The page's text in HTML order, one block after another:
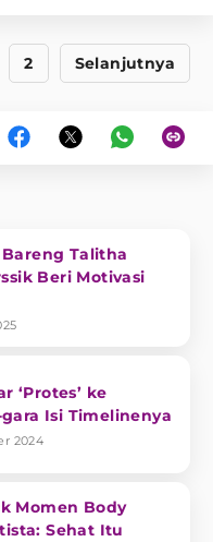
2 Selanjutnya
Talitha
Beri Motivasi
‘Protes’ ke
Isi Timelinenya
2024
Momen Body
Sehat Itu